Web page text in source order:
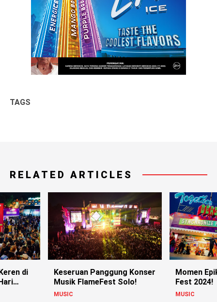
TAGS
RELATED ARTICLES
di
Keseruan Panggung Konser
Musik FlameFest Solo!
MUSIC
Momen
Fest 2024!
MUSIC